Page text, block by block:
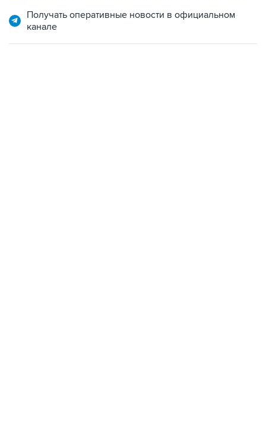
Получать оперативные новости в официальном
канале